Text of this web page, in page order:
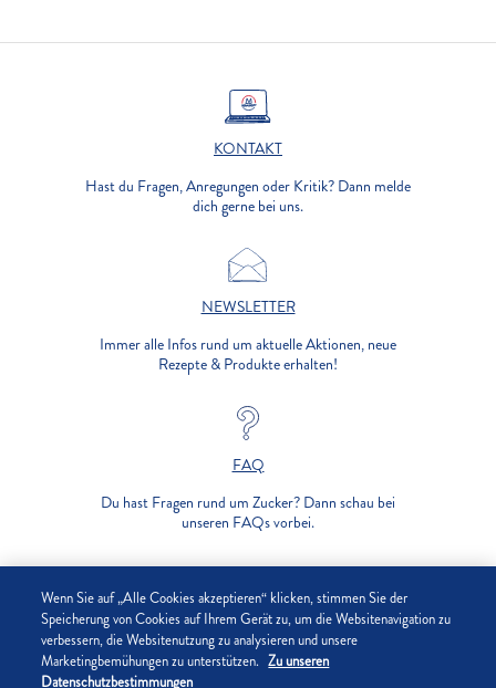
KONTAKT
Hast du Fragen, Anregungen oder Kritik? Dann melde
dich gerne bei uns.
NEWSLETTER
Immer alle Infos rund um aktuelle Aktionen, neue
Rezepte & Produkte erhalten!
FAQ
Du hast Fragen rund um Zucker? Dann schau bei
unseren FAQs vorbei.
UNTERNEHMEN
DATENSCHUTZ
Wenn Sie auf „Alle Cookies akzeptieren“ klicken, stimmen Sie der
Speicherung von Cookies auf Ihrem Gerät zu, um die Websitenavigation zu
verbessern, die Websitenutzung zu analysieren und unsere
Marketingbemühungen zu unterstützen. Zu unseren
Datenschutzbestimmungen